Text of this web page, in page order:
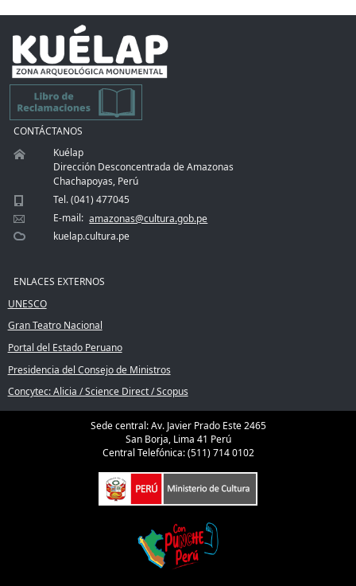
CONTÁCTANOS
Kuélap
Dirección Desconcentrada de Amazonas
Chachapoyas, Perú
Tel. (041) 477045
E-mail: amazonas@cultura.gob.pe
kuelap.cultura.pe
ENLACES EXTERNOS
UNESCO
Gran Teatro Nacional
Portal del Estado Peruano
Presidencia del Consejo de Ministros
Concytec: Alicia / Science Direct / Scopus
Sede central: Av. Javier Prado Este 2465
San Borja, Lima 41 Perú
Central Telefónica: (511) 714 0102